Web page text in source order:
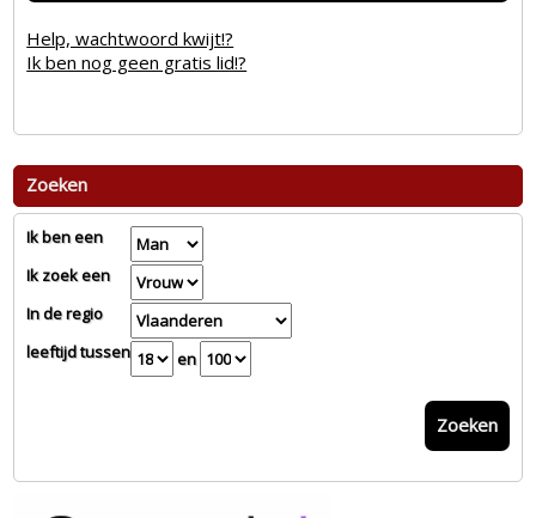
Help, wachtwoord kwijt!?
Ik ben nog geen gratis lid!?
Zoeken
Ik ben een
Ik zoek een
In de regio
leeftijd tussen
en
Zoeken